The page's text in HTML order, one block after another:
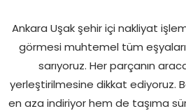
Ankara Uşak şehir içi nakliyat
görmesi muhtemel tüm
sarıyoruz. Her parçanın
yerleştirilmesine dikkat ediyoruz.
en aza indiriyor hem de taşıma